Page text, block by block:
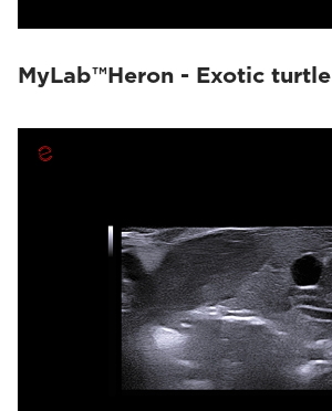
MyLab™Heron - Exotic turtle